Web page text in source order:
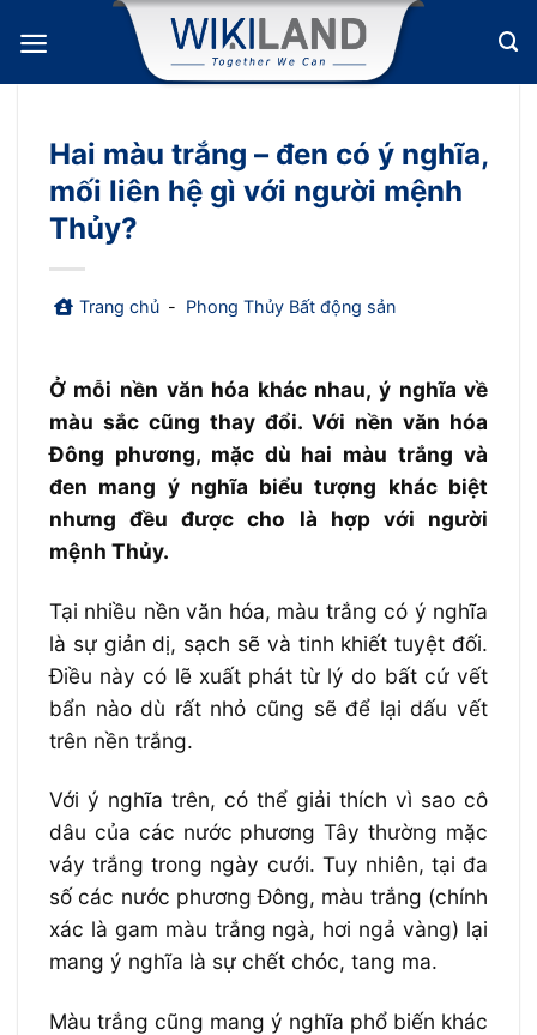
qua
nội
Hai màu trắng – đen có ý nghĩa,
mối liên hệ gì với người mệnh
Thủy?
Trang chủ - Phong Thủy Bất động sản
Ở mỗi nền văn hóa khác nhau, ý nghĩa về
màu sắc cũng thay đổi. Với nền văn hóa
Đông phương, mặc dù hai màu trắng và
đen mang ý nghĩa biểu tượng khác biệt
nhưng đều được cho là hợp với người
mệnh Thủy.
Tại nhiều nền văn hóa, màu trắng có ý nghĩa
là sự giản dị, sạch sẽ và tinh khiết tuyệt đối.
Điều này có lẽ xuất phát từ lý do bất cứ vết
bẩn nào dù rất nhỏ cũng sẽ để lại dấu vết
trên nền trắng.
Với ý nghĩa trên, có thể giải thích vì sao cô
dâu của các nước phương Tây thường mặc
váy trắng trong ngày cưới. Tuy nhiên, tại đa
số các nước phương Đông, màu trắng (chính
xác là gam màu trắng ngà, hơi ngả vàng) lại
mang ý nghĩa là sự chết chóc, tang ma.
Màu trắng cũng mang ý nghĩa phổ biến khác